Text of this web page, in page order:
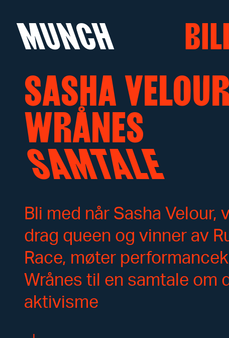
Hopp til innhold
MUNCH
SASHA
WRÅNES
SAMTALE
Bli med når Sasha Velour,
drag queen og vinner av
Race, møter
Wrånes til en samtale om
aktivisme